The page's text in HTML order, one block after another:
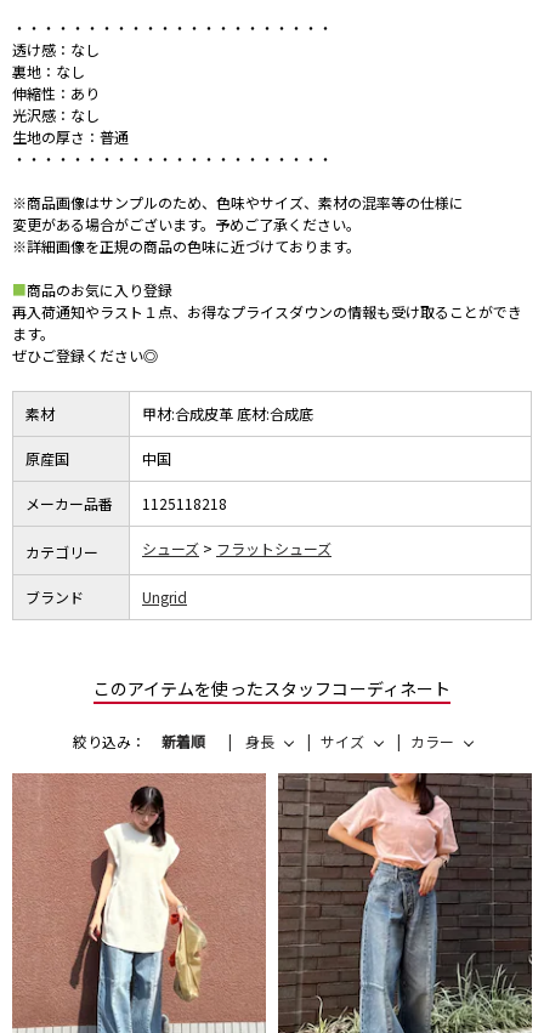
・・・・・・・・・・・・・・・・・・・・・・
透け感：なし
裏地：なし
伸縮性：あり
光沢感：なし
生地の厚さ：普通
・・・・・・・・・・・・・・・・・・・・・・
※商品画像はサンプルのため、色味やサイズ、素材の混率等の仕様に
変更がある場合がございます。予めご了承ください。
※詳細画像を正規の商品の色味に近づけております。
■商品のお気に入り登録
再入荷通知やラスト１点、お得なプライスダウンの情報も受け取ることができ
ます。
ぜひご登録ください◎
素材 甲材:合成皮革 底材:合成底
原産国 中国
メーカー品番 1125118218
カテゴリー シューズ フラットシューズ
ブランド Ungrid
このアイテムを使ったスタッフコーディネート
絞り込み： 新着順 身長 サイズ カラー